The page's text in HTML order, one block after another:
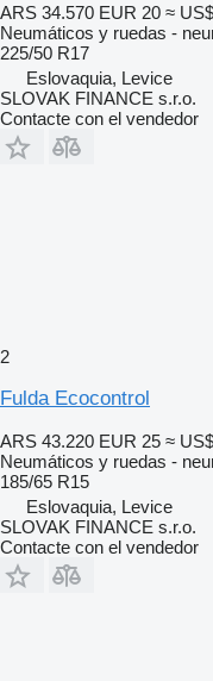
ARS 34.570 EUR 20 ≈
Neumáticos y ruedas -
225/50 R17
Eslovaquia, Levice
SLOVAK FINANCE s.r.o.
Contacte con el vendedor
2
Fulda Ecocontrol
ARS 43.220 EUR 25 ≈
Neumáticos y ruedas -
185/65 R15
Eslovaquia, Levice
SLOVAK FINANCE s.r.o.
Contacte con el vendedor